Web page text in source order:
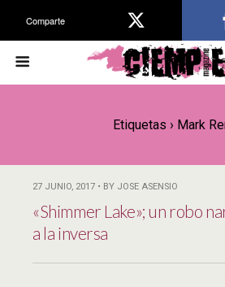
Etiquetas › Mark
27 JUNIO, 2017 • BY JOSE ASENSIO
«Shimmer Lake»; un robo
a la inversa
Comparte